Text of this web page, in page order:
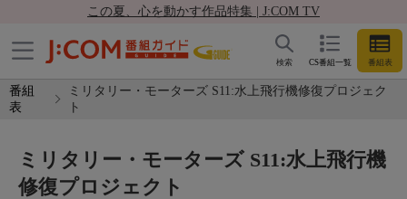
この夏、心を動かす作品特集 | J:COM TV
CS番組一覧 番組表
検索
番組
表
ミリタリー・モーターズ S11:水上飛行機修復プロジェク
ト
ミリタリー・モーターズ S11:水上飛行機
修復プロジェクト